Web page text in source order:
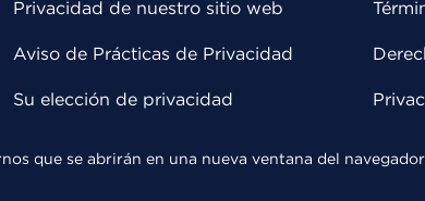
Privacidad de nuestro sitio web
Aviso de Prácticas de Privacidad
Su elección de privacidad
que se abrirán en una nueva ventana del